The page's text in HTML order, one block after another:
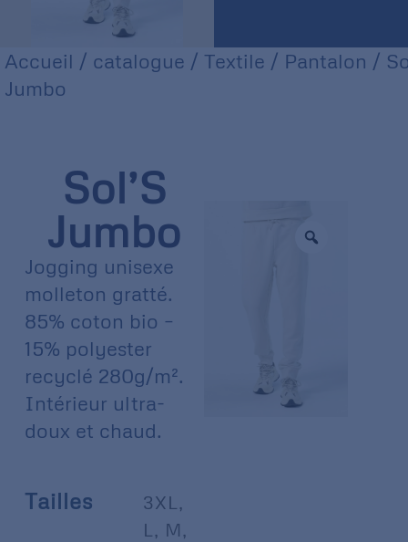
Accueil / catalogue / Textile / Pantalon /
Jumbo
Sol’S
Jumbo
Jogging unisexe
molleton gratté.
85% coton bio –
15% polyester
recyclé 280g/m².
Intérieur ultra-
doux et chaud.
Tailles 3XL ,
L , M ,